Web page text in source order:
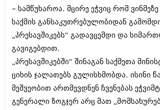
– სამწუხაროა. მცირე ეჭვიც რომ
საქმის განსაკუთრებულობიდან
„პრესავშიკებს“ გადავცემდი და
გავიგებდით.
„პრესავშიკებში“ შინაგან საქმეთა
ციხის ჯალათებს გულისხმობდა. ისინი
მეშვეობით ართმევდნენ ჩვენებას
გენერალი ზოგჯერ არც მათ